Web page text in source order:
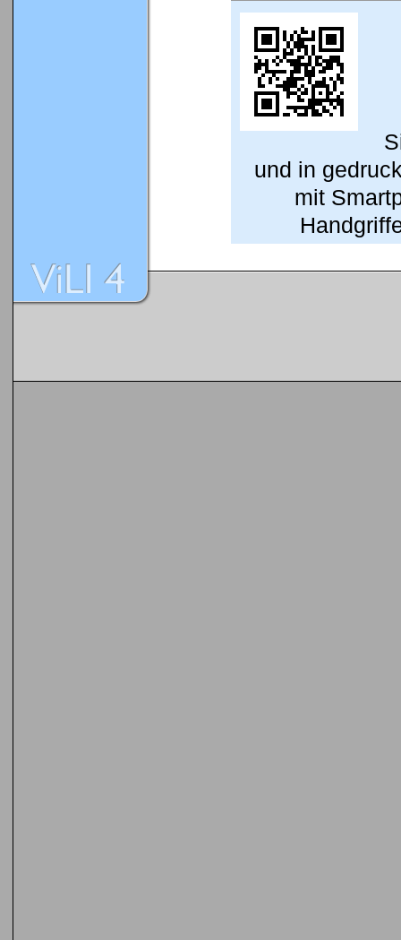
und in
mit